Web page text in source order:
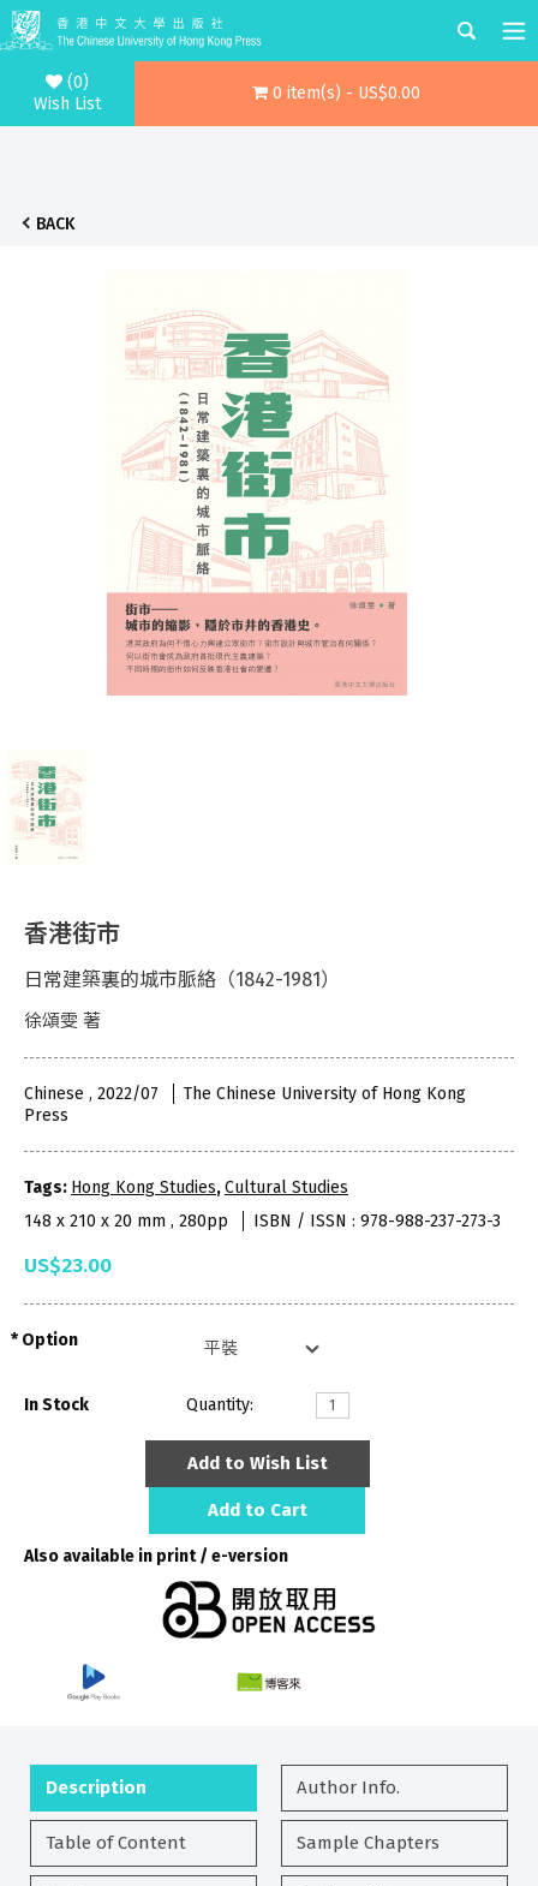
(0)
Wish List
0 item(s) - US$0.00
BACK
香港街市
日常建築裏的城市脈絡（1842-1981）
徐頌雯 著
Chinese , 2022/07
The Chinese University of Hong Kong
Press
Tags: Hong Kong Studies,Cultural Studies
148 x 210 x 20 mm , 280pp
ISBN / ISSN : 978-988-237-273-3
US$23.00
Option
In Stock Quantity:
Add to Wish List
Add to Cart
Also available in print / e-version
Description Author Info.
Table of Content Sample Chapters